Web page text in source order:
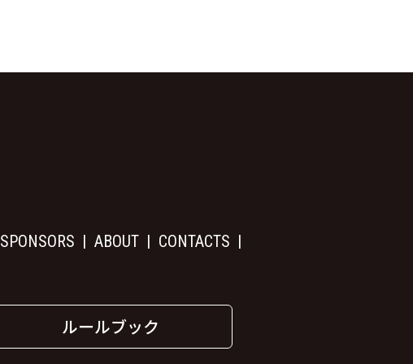
SPONSORS ABOUT
CONTACTS
ルールブック